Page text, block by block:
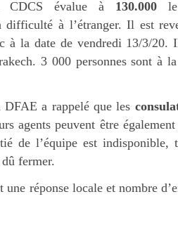
CDCS évalue à 130.000 le
difficulté à l’étranger. Il est
à la date de vendredi 13/3/20.
3 000 personnes sont à
a rappelé que les
agents peuvent être
de l’équipe est indisponible,
fermer.
une réponse locale et nombre